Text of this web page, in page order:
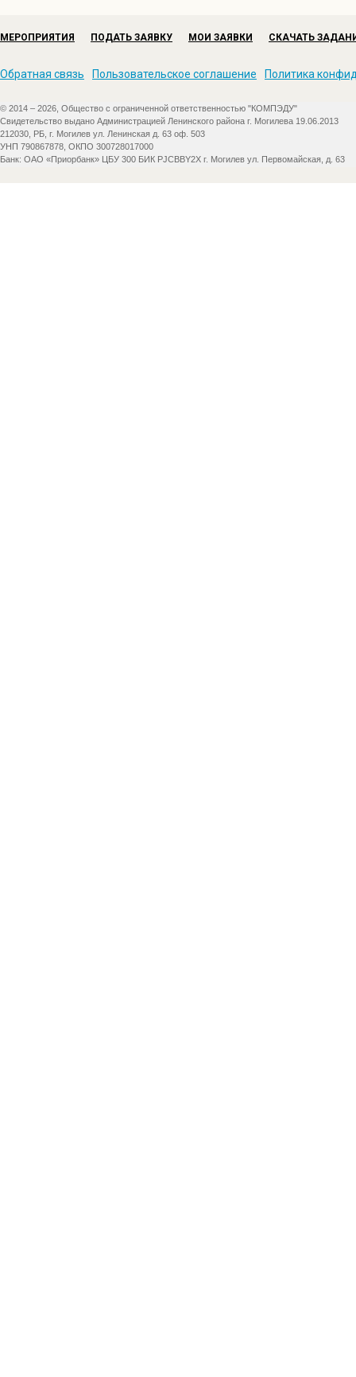
МЕРОПРИЯТИЯ ПОДАТЬ ЗАЯВКУ МОИ ЗАЯВКИ СКАЧАТЬ
Обратная связь Пользовательское соглашение Политика
© 2014 – 2026, Общество с ограниченной ответственностью "КОМПЭДУ"
Свидетельство выдано Администрацией Ленинского района г. Могилева 19.06.2013
212030, РБ, г. Могилев ул. Ленинская д. 63 оф. 503
УНП 790867878, ОКПО 300728017000
Банк: ОАО «Приорбанк» ЦБУ 300 БИК PJCBBY2X г. Могилев ул. Первомайская, д. 63